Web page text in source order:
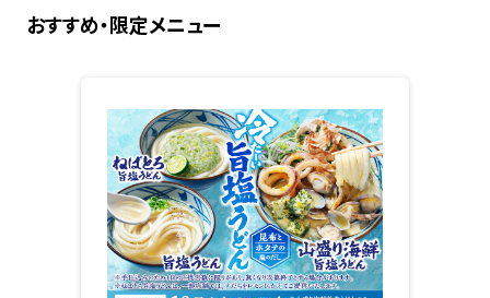
おすすめ・限定メニュー